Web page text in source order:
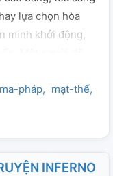
lựa chọn hòa
minh khởi động,
tối vĩnh cửu,
nhỏ nhoi... cuối
ma-pháp mạt-thế
INFERNO